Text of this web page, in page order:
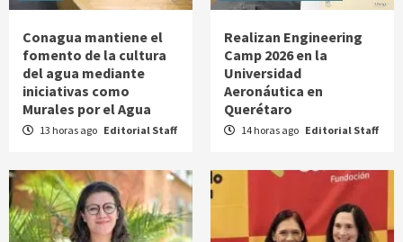
Conagua mantiene el
fomento de la cultura
del agua mediante
iniciativas como
Murales por el Agua
13 horas ago Editorial Staff
Realizan Engineering
Camp 2026 en la
Universidad
Aeronáutica en
Querétaro
14 horas ago Editorial Staff